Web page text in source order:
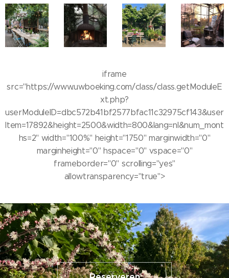
iframe
src="https://www.uwboeking.com/class/class.getModuleE
xt.php?
userModuleID=dbc572b41bf2577bfac11c32975cf143&user
Item=17892&height=2500&width=800&lang=nl&num_mont
hs=2" width="100%" height="1750" marginwidth="0"
marginheight="0" hspace="0" vspace="0"
frameborder="0" scrolling="yes"
allowtransparency="true">